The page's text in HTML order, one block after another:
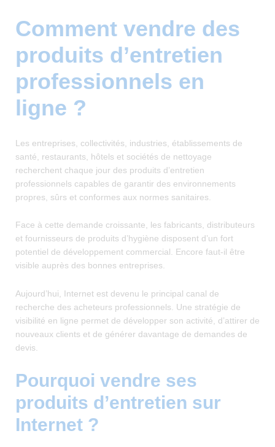
Comment vendre des
produits d’entretien
professionnels en
ligne ?
Les entreprises, collectivités, industries, établissements de
santé, restaurants, hôtels et sociétés de nettoyage
recherchent chaque jour des produits d’entretien
professionnels capables de garantir des environnements
propres, sûrs et conformes aux normes sanitaires.
Face à cette demande croissante, les fabricants, distributeurs
et fournisseurs de produits d’hygiène disposent d’un fort
potentiel de développement commercial. Encore faut-il être
visible auprès des bonnes entreprises.
Aujourd’hui, Internet est devenu le principal canal de
recherche des acheteurs professionnels. Une stratégie de
visibilité en ligne permet de développer son activité, d’attirer de
nouveaux clients et de générer davantage de demandes de
devis.
Pourquoi vendre ses
produits d’entretien sur
Internet ?